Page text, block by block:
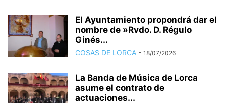
El Ayuntamiento propondrá dar el
nombre de »Rvdo. D. Régulo
Ginés...
COSAS DE LORCA - 18/07/2026
La Banda de Música de Lorca
asume el contrato de
actuaciones...